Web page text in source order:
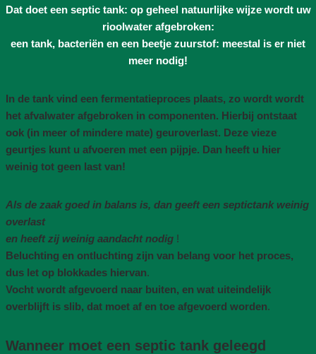
Dat doet een septic tank: op geheel natuurlijke wijze wordt uw
rioolwater afgebroken:
een tank, bacteriën en een beetje zuurstof: meestal is er niet
meer nodig!
In de tank vind een fermentatieproces plaats, zo wordt wordt
het afvalwater afgebroken in componenten. Hierbij ontstaat
ook (in meer of mindere mate) geuroverlast. Deze vieze
geurtjes kunt u afvoeren met een pijpje. Dan heeft u hier
weinig tot geen last van!
Als de zaak goed in balans is, dan geeft een septictank weinig
overlast
en heeft zij weinig aandacht nodig !
Beluchting en ontluchting zijn van belang voor het proces,
dus let op blokkades hiervan.
Vocht wordt afgevoerd naar buiten, en wat uiteindelijk
overblijft is slib, dat moet af en toe afgevoerd worden.
Wanneer moet een septic tank geleegd